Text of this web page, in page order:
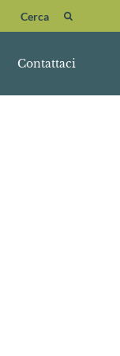
Cerca
Cerca
Contattaci